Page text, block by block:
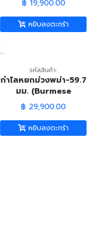
฿ 19,900.00
หยิบลงตะกร้า
รหัสสินค้า:
กำไลหยกม่วงพม่า-59.7
มม. (Burmese
Lavender Jade
Bangle)
฿ 29,900.00
หยิบลงตะกร้า